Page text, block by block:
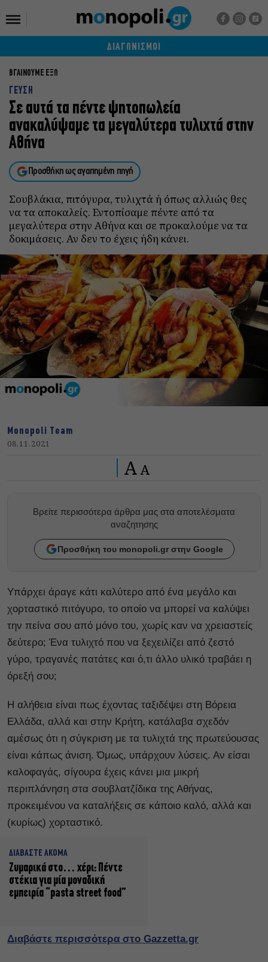
ΔΙΑΓΩΝΙΣΜΟΙ
ΒΓΑΙΝΟΥΜΕ ΕΞΩ
ΓΕΥΣΗ
Σε αυτά τα πέντε ψητοπωλεία
ανακαλύψαμε τα μεγαλύτερα τυλιχτά στην
Αθήνα
Προσθήκη ως αγαπημένη πηγή
Σουβλάκια, πιτόγυρα, τυλιχτά ή όπως αλλιώς θες
να τα αποκαλείς. Εντοπίσαμε πέντε από τα
μεγαλύτερα στην Αθήνα και σε προκαλούμε να τα
δοκιμάσεις. Αν δεν το έχεις ήδη κάνει.
Monopoli Team
08.11.2021
A A
Βρείτε περισσότερα άρθρα μας στα αποτελέσματα
αναζητησης
Προσθήκη του monopoli.gr στην Google
Υπάρχει άραγε κάτι καλύτερο από ένα μεγάλο και
χορταστικό πιτόγυρο, το οποίο να μπορεί να καλύψει
την πείνα σου από μόνο του, χωρίς καν να χρειαστείς
δεύτερο; Ένα τυλιχτό που να ξεχειλίζει από ζεστό
γύρο, τραγανές πατάτες και ό,τι άλλο υλικό τραβάει η
όρεξή σου;
Η αλήθεια είναι πως έχοντας ταξιδέψει στη Βόρεια
Ελλάδα, αλλά και στην Κρήτη, κατάλαβα σχεδόν
αμέσως ότι η σύγκριση με τα τυλιχτά της πρωτεύουσας
είναι κάπως άνιση. Όμως, υπάρχουν λύσεις. Αν είσαι
καλοφαγάς, σίγουρα έχεις κάνει μια μικρή
περιπλάνηση στα σουβλατζίδικα της Αθήνας,
προκειμένου να καταλήξεις σε κάποιο καλό, αλλά και
(κυρίως) χορταστικό.
ΔΙΑΒΑΣΤΕ ΑΚΟΜΑ
Ζυμαρικά στο… χέρι: Πέντε
στέκια για μία μοναδική
εμπειρία “pasta street food”
Διαβάστε περισσότερα στο Gazzetta.gr